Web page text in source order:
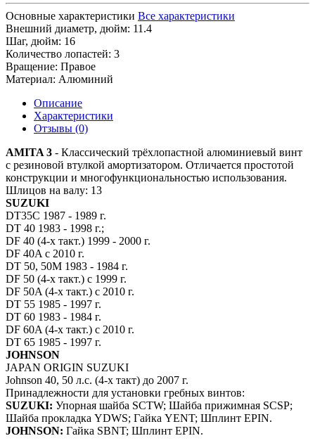
Основные характеристики Все характеристики
Внешний диаметр, дюйм: 11.4
Шаг, дюйм: 16
Количество лопастей: 3
Вращение: Правое
Материал: Алюминий
Описание
Характеристики
Отзывы (0)
AMITA 3 - Классический трёхлопастной алюминиевый винт
с резиновой втулкой амортизатором. Отличается простотой
конструкции и многофункциональностью использования.
Шлицов на валу: 13
SUZUKI
DT35C 1987 - 1989 г.
DT 40 1983 - 1998 г.;
DF 40 (4-х такт.) 1999 - 2000 г.
DF 40A с 2010 г.
DT 50, 50M 1983 - 1984 г.
DF 50 (4-х такт.) с 1999 г.
DF 50A (4-х такт.) с 2010 г.
DT 55 1985 - 1997 г.
DT 60 1983 - 1984 г.
DF 60A (4-х такт.) с 2010 г.
DT 65 1985 - 1997 г.
JOHNSON
JAPAN ORIGIN SUZUKI
Johnson 40, 50 л.с. (4-х такт) до 2007 г.
Принадлежности для установки гребных винтов:
SUZUKI: Упорная шайба SCTW; Шайба прижимная SCSP;
Шайба прокладка YDWS; Гайка YENT; Шплинт EPIN.
JOHNSON: Гайка SBNT; Шплинт EPIN.